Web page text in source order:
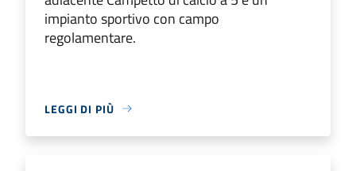
impianto sportivo con campo
regolamentare.
LEGGI DI PIÙ